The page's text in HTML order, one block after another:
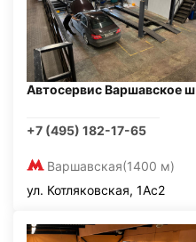
Автосервис Варшавское ш
+7 (495) 182-17-65
Варшавская(1400 м)
ул. Котляковская, 1Ас2